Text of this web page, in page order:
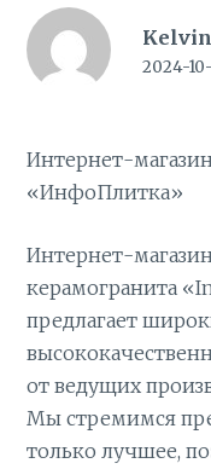
2024-
Интернет-
«ИнфоПлитка»
Интернет-
керамогранита
предлагает
от ведущих
Мы стремимся
только лучшее,